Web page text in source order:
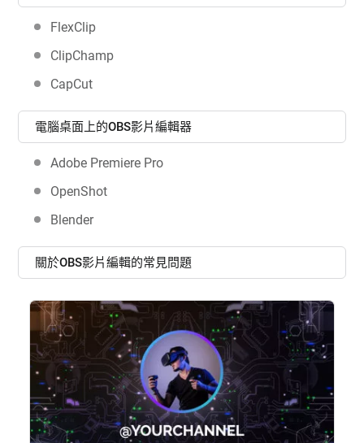
FlexClip
ClipChamp
CapCut
電腦桌面上的OBS影片編輯器
Adobe Premiere Pro
OpenShot
Blender
關於OBS影片編輯的常見問題